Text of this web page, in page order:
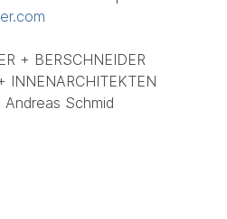
+ BERSCHNEIDER
INNENARCHITEKTEN
Schmid